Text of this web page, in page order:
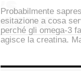
Probabilmente
esitazione a cosa
perché gli omega-3
agisce la creatina.